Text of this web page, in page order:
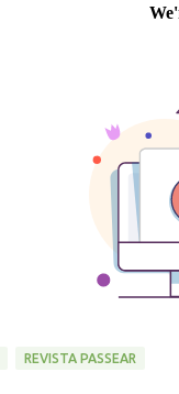
REVISTA PASSEAR